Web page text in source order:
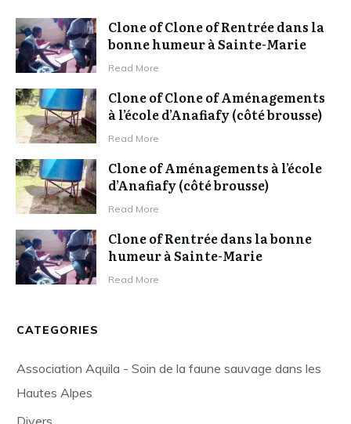
Clone of Clone of Rentrée dans la
bonne humeur à Sainte-Marie
Read More
Clone of Clone of Aménagements
à l’école d’Anafiafy (côté brousse)
Read More
Clone of Aménagements à l’école
d’Anafiafy (côté brousse)
Read More
Clone of Rentrée dans la bonne
humeur à Sainte-Marie
Read More
CATEGORIES
Association Aquila - Soin de la faune sauvage dans les
Hautes Alpes
Divers